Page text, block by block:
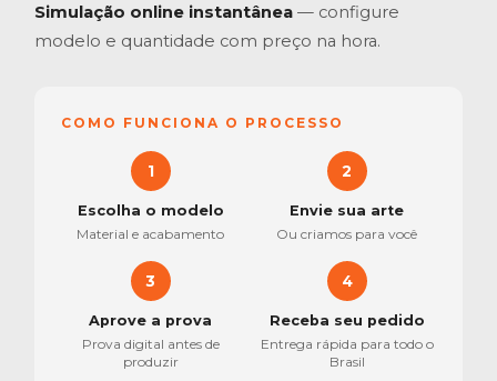
Simulação online instantânea — configure
modelo e quantidade com preço na hora.
COMO FUNCIONA O PROCESSO
1
Escolha o modelo
Material e acabamento
2
Envie sua arte
Ou criamos para você
3
Aprove a prova
Prova digital antes de
produzir
4
Receba seu pedido
Entrega rápida para todo o
Brasil